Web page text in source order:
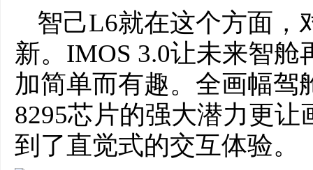
智己L6就在这个方面，
新。IMOS 3.0让未来智
加简单而有趣。全画幅驾
8295芯片的强大潜力更
到了直觉式的交互体验。